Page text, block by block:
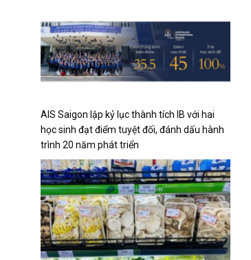
AIS Saigon lập kỷ lục thành tích IB với hai
học sinh đạt điểm tuyệt đối, đánh dấu hành
trình 20 năm phát triển